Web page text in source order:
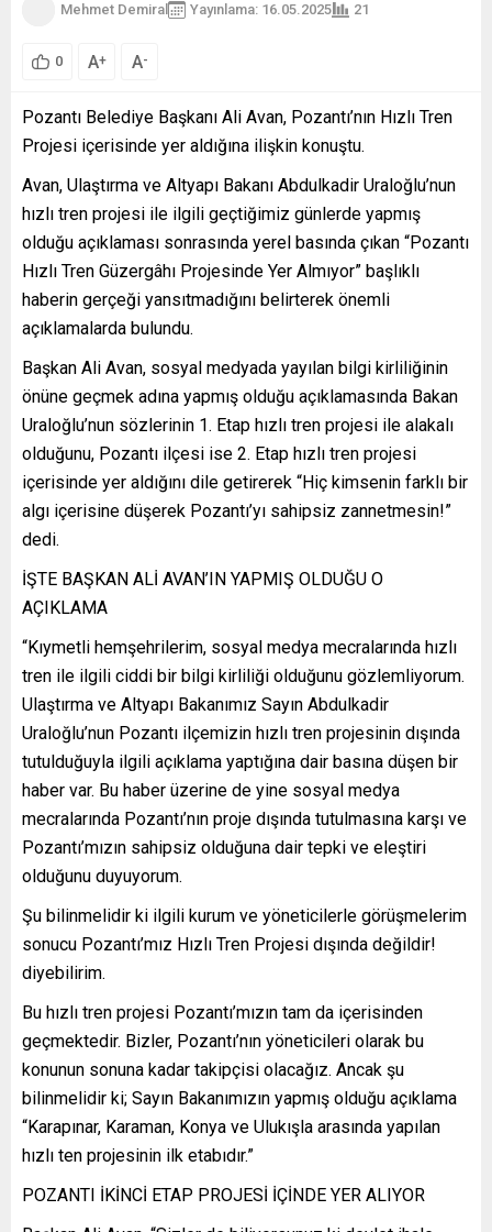
Mehmet Demiral Yayınlama: 16.05.2025 21
0 A+ A-
Pozantı Belediye Başkanı Ali Avan, Pozantı’nın Hızlı Tren
Projesi içerisinde yer aldığına ilişkin konuştu.
Avan, Ulaştırma ve Altyapı Bakanı Abdulkadir Uraloğlu’nun
hızlı tren projesi ile ilgili geçtiğimiz günlerde yapmış
olduğu açıklaması sonrasında yerel basında çıkan “Pozantı
Hızlı Tren Güzergâhı Projesinde Yer Almıyor” başlıklı
haberin gerçeği yansıtmadığını belirterek önemli
açıklamalarda bulundu.
Başkan Ali Avan, sosyal medyada yayılan bilgi kirliliğinin
önüne geçmek adına yapmış olduğu açıklamasında Bakan
Uraloğlu’nun sözlerinin 1. Etap hızlı tren projesi ile alakalı
olduğunu, Pozantı ilçesi ise 2. Etap hızlı tren projesi
içerisinde yer aldığını dile getirerek “Hiç kimsenin farklı bir
algı içerisine düşerek Pozantı’yı sahipsiz zannetmesin!”
dedi.
İŞTE BAŞKAN ALİ AVAN’IN YAPMIŞ OLDUĞU O
AÇIKLAMA
“Kıymetli hemşehrilerim, sosyal medya mecralarında hızlı
tren ile ilgili ciddi bir bilgi kirliliği olduğunu gözlemliyorum.
Ulaştırma ve Altyapı Bakanımız Sayın Abdulkadir
Uraloğlu’nun Pozantı ilçemizin hızlı tren projesinin dışında
tutulduğuyla ilgili açıklama yaptığına dair basına düşen bir
haber var. Bu haber üzerine de yine sosyal medya
mecralarında Pozantı’nın proje dışında tutulmasına karşı ve
Pozantı’mızın sahipsiz olduğuna dair tepki ve eleştiri
olduğunu duyuyorum.
Şu bilinmelidir ki ilgili kurum ve yöneticilerle görüşmelerim
sonucu Pozantı’mız Hızlı Tren Projesi dışında değildir!
diyebilirim.
Bu hızlı tren projesi Pozantı’mızın tam da içerisinden
geçmektedir. Bizler, Pozantı’nın yöneticileri olarak bu
konunun sonuna kadar takipçisi olacağız. Ancak şu
bilinmelidir ki; Sayın Bakanımızın yapmış olduğu açıklama
“Karapınar, Karaman, Konya ve Ulukışla arasında yapılan
hızlı ten projesinin ilk etabıdır.”
POZANTI İKİNCİ ETAP PROJESİ İÇİNDE YER ALIYOR